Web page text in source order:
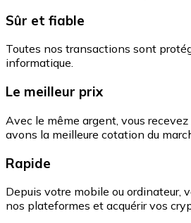
Sûr et fiable
Toutes nos transactions sont
informatique.
Le meilleur prix
Avec le même argent, vous recevez
avons la meilleure cotation du
Rapide
Depuis votre mobile ou ordinateur,
nos plateformes et acquérir vos